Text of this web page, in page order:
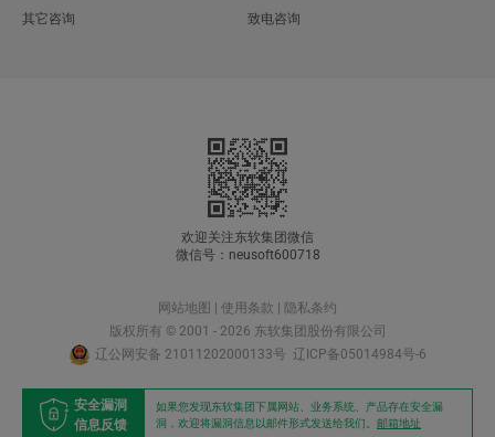
其它咨询
致电咨询
欢迎关注东软集团微信
微信号：neusoft600718
网站地图 使用条款
隐私条约
版权所有 © 2001 - 2026 东软集团股份有限公司
辽公网安备 21011202000133号 辽ICP备05014984号-6
安全漏洞
信息反馈
如果您发现东软集团下属网站、业务系统、产品存在安全漏
洞，欢迎将漏洞信息以邮件形式发送给我们。 邮箱地址